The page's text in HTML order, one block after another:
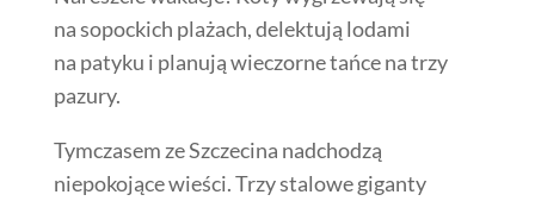
na sopockich plażach, delektują lodami
na patyku i planują wieczorne tańce na trzy
pazury.
Tymczasem ze Szczecina nadchodzą
niepokojące wieści. Trzy stalowe giganty